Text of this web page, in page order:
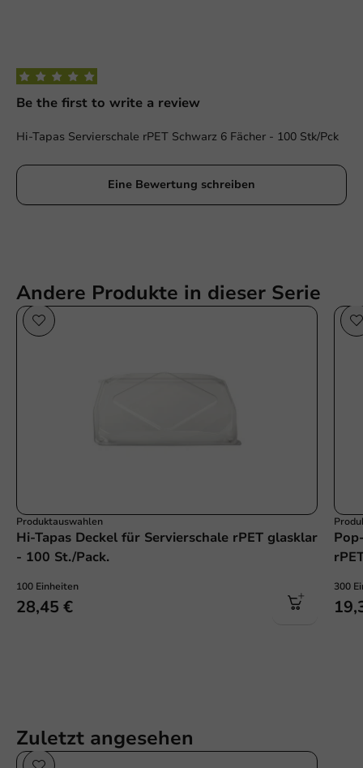
Be the first to write a review
Hi-Tapas Servierschale rPET Schwarz 6 Fächer - 100 Stk/Pck
Eine Bewertung schreiben
Andere Produkte in dieser Serie
Produktauswahlen
Hi-Tapas Deckel für Servierschale rPET glasklar
- 100 St./Pack.
100 Einheiten
28,45 €
300
Zuletzt angesehen